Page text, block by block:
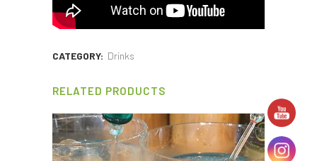
CATEGORY: Drinks
RELATED PRODUCTS